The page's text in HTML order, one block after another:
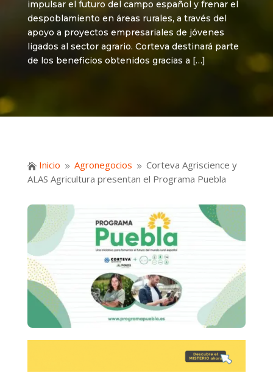
impulsar el futuro del campo español y frenar el
despoblamiento en áreas rurales, a través del
apoyo a proyectos empresariales de jóvenes
ligados al sector agrario. Corteva destinará parte
de los beneficios obtenidos gracias a […]
 Inicio 9 Agronegocios 9 Corteva Agriscience y
ALAS Agricultura presentan el Programa Puebla